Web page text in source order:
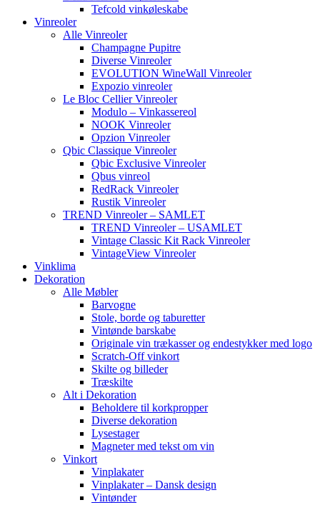
Tefcold vinkøleskabe
Vinreoler
Alle Vinreoler
Champagne Pupitre
Diverse Vinreoler
EVOLUTION WineWall Vinreoler
Expozio vinreoler
Le Bloc Cellier Vinreoler
Modulo – Vinkassereol
NOOK Vinreoler
Opzion Vinreoler
Qbic Classique Vinreoler
Qbic Exclusive Vinreoler
Qbus vinreol
RedRack Vinreoler
Rustik Vinreoler
TREND Vinreoler – SAMLET
TREND Vinreoler – USAMLET
Vintage Classic Kit Rack Vinreoler
VintageView Vinreoler
Vinklima
Dekoration
Alle Møbler
Barvogne
Stole, borde og taburetter
Vintønde barskabe
Originale vin trækasser og endestykker med logo
Scratch-Off vinkort
Skilte og billeder
Træskilte
Alt i Dekoration
Beholdere til korkpropper
Diverse dekoration
Lysestager
Magneter med tekst om vin
Vinkort
Vinplakater
Vinplakater – Dansk design
Vintønder